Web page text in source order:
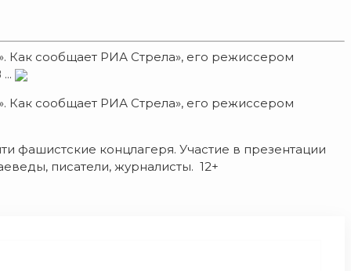
Как сообщает РИА Стрела», его режиссером
Как сообщает РИА Стрела», его режиссером
фашистские концлагеря. Участие в презентации
писатели, журналисты. 12+